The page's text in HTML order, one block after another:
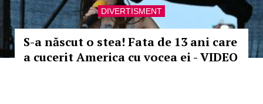
DIVERTISMENT
S-a născut o stea! Fata de 13 ani care
a cucerit America cu vocea ei - VIDEO